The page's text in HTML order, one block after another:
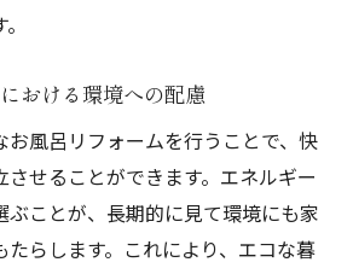
おける環境への配慮
お風呂リフォームを行うことで、快
せることができます。エネルギー
ぶことが、長期的に見て環境にも家
らします。これにより、エコな暮